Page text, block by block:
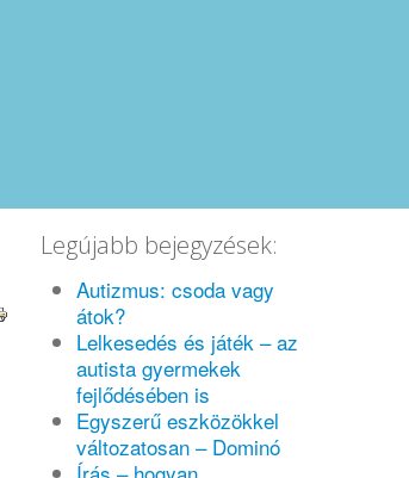
Legújabb bejegyzések:
Autizmus: csoda vagy
átok?
Lelkesedés és játék – az
autista gyermekek
fejlődésében is
Egyszerű eszközökkel
változatosan – Dominó